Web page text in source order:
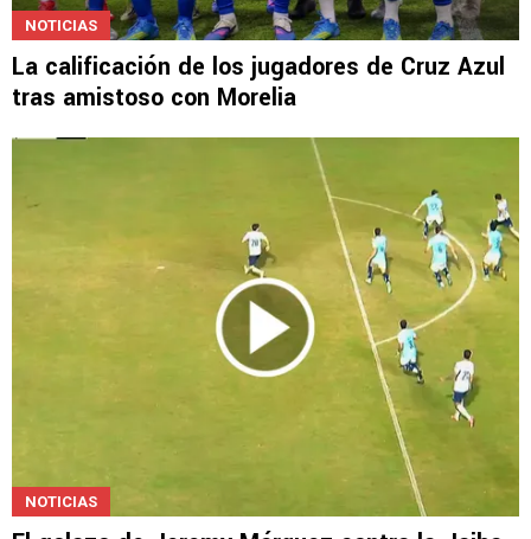
La calificación de los jugadores de Cruz Azul
tras amistoso con Morelia